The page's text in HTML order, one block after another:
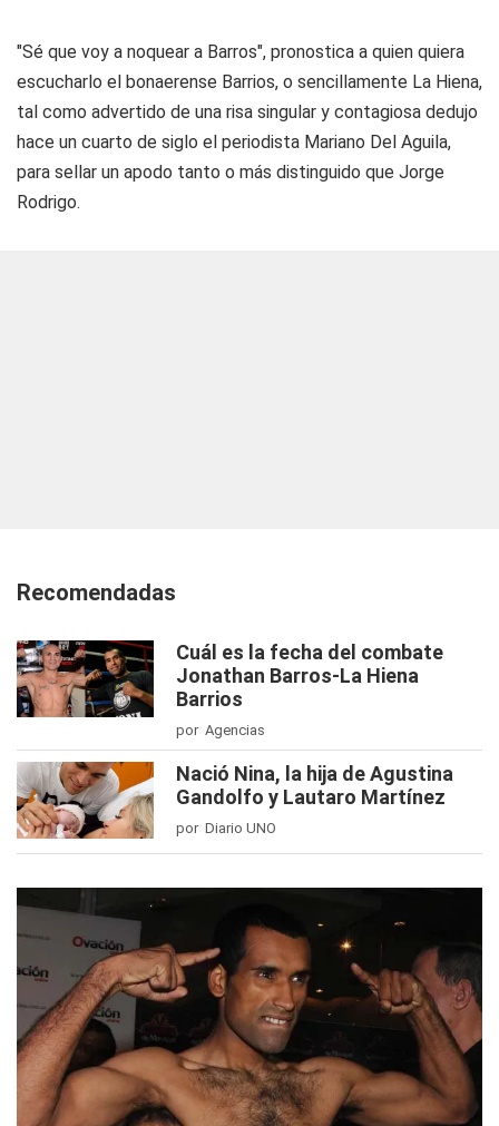
"Sé que voy a noquear a Barros", pronostica a quien quiera
escucharlo el bonaerense Barrios, o sencillamente La Hiena,
tal como advertido de una risa singular y contagiosa dedujo
hace un cuarto de siglo el periodista Mariano Del Aguila,
para sellar un apodo tanto o más distinguido que Jorge
Rodrigo.
Recomendadas
Cuál es la fecha del combate
Jonathan Barros-La Hiena
Barrios
por Agencias
Nació Nina, la hija de Agustina
Gandolfo y Lautaro Martínez
por Diario UNO